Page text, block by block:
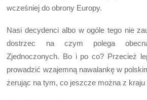
wcześniej do obrony Europy.
Nasi decydenci albo w ogóle tego nie
dostrzec na czym polega
Zjednoczonych. Bo i po co? Przecież
prowadzić wzajemną nawalankę w
żerując na tym, co jeszcze można z kraju